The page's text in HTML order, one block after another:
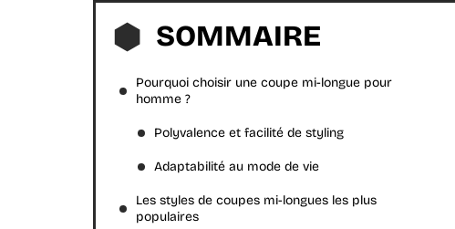
SOMMAIRE
Pourquoi choisir une coupe mi-longue pour
homme ?
Polyvalence et facilité de styling
Adaptabilité au mode de vie
Les styles de coupes mi-longues les plus
populaires